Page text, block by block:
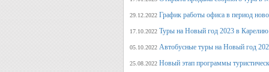
29.12.2022 График работы офиса в период
17.10.2022 Туры на Новый год 2023 в Карелию
05.10.2022 Автобусные туры на Новый год
25.08.2022 Новый этап программы